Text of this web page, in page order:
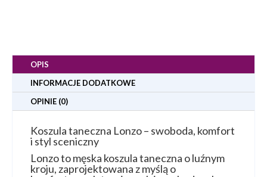
OPIS
INFORMACJE DODATKOWE
OPINIE (0)
Koszula taneczna Lonzo – swoboda, komfort
i styl sceniczny
Lonzo to męska koszula taneczna o luźnym
kroju, zaprojektowana z myślą o